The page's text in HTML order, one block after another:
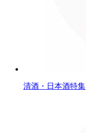
清酒・日本酒特集